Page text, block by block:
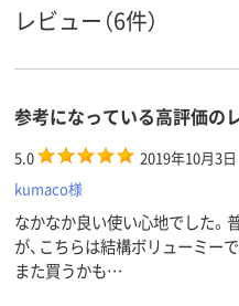
レビュー（6件）
参考になっている高評価の
5.0
2019年10月3日
kumaco様
なかなか良い使い心地でした。
が、こちらは結構ボリューミー
また買うかも…